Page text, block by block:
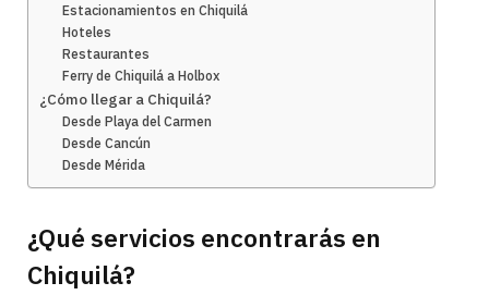
Estacionamientos en Chiquilá
Hoteles
Restaurantes
Ferry de Chiquilá a Holbox
¿Cómo llegar a Chiquilá?
Desde Playa del Carmen
Desde Cancún
Desde Mérida
¿Qué servicios encontrarás en
Chiquilá?